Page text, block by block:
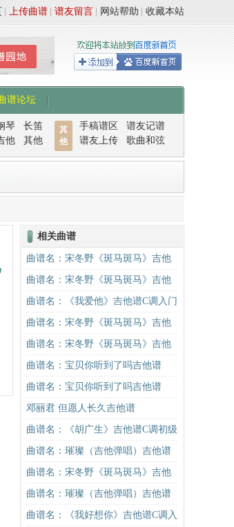
收藏本站
网站帮助
谱友留言
上传曲谱
谱论坛
琴
长笛
他 其他
其
他
手稿谱区
谱友记谱
谱友上传
歌曲和弦
相关曲谱
曲谱名：宋冬野《斑马斑马》吉他
谱G调初级进阶版（酷音小伟吉他教
学）吉他谱
曲谱名：宋冬野《斑马斑马》吉他
谱C调简单版（酷音小伟吉他教学）
吉他谱
曲谱名：《我爱他》吉他谱C调入门
版 抖音热曲 丁当 高音教编配吉他
谱
曲谱名：宋冬野《斑马斑马》吉他
谱C调简单版（酷音小伟吉他教学）
吉他谱
曲谱名：宋冬野《斑马斑马》吉他
谱G调初级进阶版（酷音小伟吉他教
学）吉他谱
曲谱名：宝贝你听到了吗吉他谱
曲谱名：宝贝你听到了吗吉他谱
邓丽君 但愿人长久吉他谱
曲谱名：《胡广生》吉他谱C调初级
进阶版（酷音小伟吉他弹唱教学）
吉他谱
曲谱名：璀璨（吉他弹唱）吉他谱
曲谱名：宋冬野《斑马斑马》吉他
谱C调简单版（酷音小伟吉他教学）
吉他谱
曲谱名：璀璨（吉他弹唱）吉他谱
曲谱名：《我好想你》吉他谱C调入